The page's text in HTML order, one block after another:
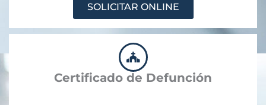
SOLICITAR ONLINE
Certificado de Defunción